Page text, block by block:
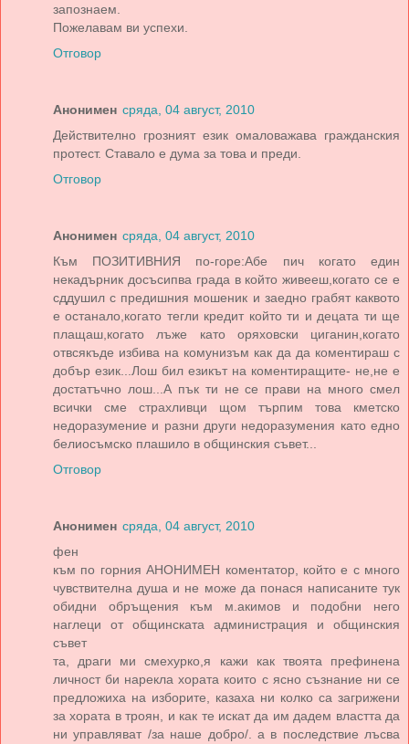
запознаем.
Пожелавам ви успехи.
Отговор
Анонимен сряда, 04 август, 2010
Действително грозният език омаловажава гражданския
протест. Ставало е дума за това и преди.
Отговор
Анонимен сряда, 04 август, 2010
Към ПОЗИТИВНИЯ по-горе:Абе пич когато един
некадърник досъсипва града в който живееш,когато се е
сддушил с предишния мошеник и заедно грабят каквото
е останало,когато тегли кредит който ти и децата ти ще
плащаш,когато лъже като оряховски циганин,когато
отвсякъде избива на комунизъм как да да коментираш с
добър език...Лош бил езикът на коментиращите- не,не е
достатъчно лош...А пък ти не се прави на много смел
всички сме страхливци щом търпим това кметско
недоразумение и разни други недоразумения като едно
белиосъмско плашило в общинския съвет...
Отговор
Анонимен сряда, 04 август, 2010
фен
към по горния АНОНИМЕН коментатор, който е с много
чувствителна душа и не може да понася написаните тук
обидни обръщения към м.акимов и подобни него
наглеци от общинската администрация и общинския
съвет
та, драги ми смехурко,я кажи как твоята префинена
личност би нарекла хората които с ясно съзнание ни се
предложиха на изборите, казаха ни колко са загрижени
за хората в троян, и как те искат да им дадем властта да
ни управляват /за наше добро/. а в последствие лъсва